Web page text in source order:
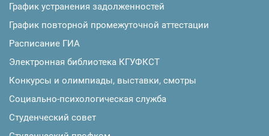
График устранения задолженностей
График повторной промежуточной аттестации
Расписание ГИА
Электронная библиотека КГУФКСТ
Конкурсы и олимпиады, выставки, смотры
Социально-психологическая служба
Студенческий совет